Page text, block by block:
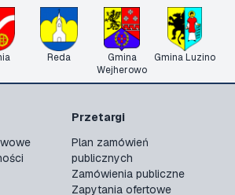
Reda
Gmina
Wejherowo
Gmina Luzino
Przetargi
Plan zamówień
publicznych
Zamówienia publiczne
Zapytania ofertowe